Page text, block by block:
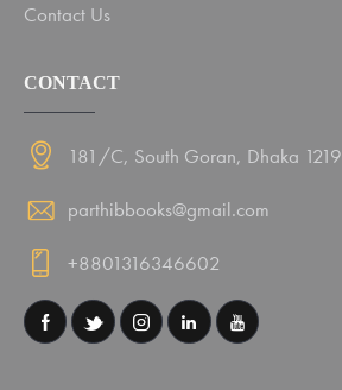
Contact Us
CONTACT
181/C, South Goran, Dhaka 1219
parthibbooks@gmail.com
+8801316346602